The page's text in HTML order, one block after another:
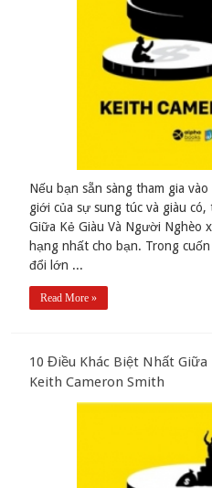
Nếu bạn sẵn sàng tham gia
giới của sự sung túc và giàu
Giữa Kẻ Giàu Và Người Nghèo
hạng nhất cho bạn. Trong
đổi lớn ...
Read More »
10 Điều Khác Biệt Nhất
Keith Cameron Smith